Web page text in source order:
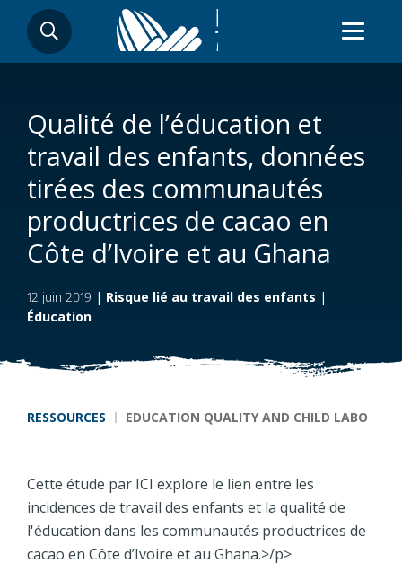
contenu
RECHERCHER
Qualité de l’éducation et
travail des enfants, données
tirées des communautés
productrices de cacao en
Côte d’Ivoire et au Ghana
12 juin 2019 | Risque lié au travail des enfants |
Éducation
Fil d'Ariane
RESSOURCES EDUCATION QUALITY AND CHILD LABOUR:
Cette étude par ICI explore le lien entre les
incidences de travail des enfants et la qualité de
l'éducation dans les communautés productrices de
cacao en Côte d’Ivoire et au Ghana.>/p>